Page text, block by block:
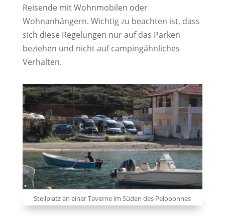
Reisende mit Wohnmobilen oder
Wohnanhängern. Wichtig zu beachten ist, dass
sich diese Regelungen nur auf das Parken
beziehen und nicht auf campingähnliches
Verhalten.
Stellplatz an einer Taverne im Süden des Peloponnes